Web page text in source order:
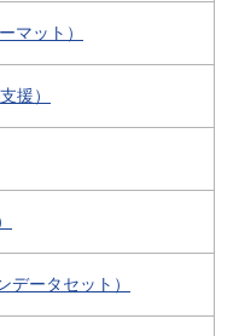
マット）
援）
データセット）